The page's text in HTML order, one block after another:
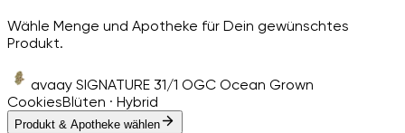
Wähle Menge und Apotheke für Dein gewünschtes
Produkt.
avaay SIGNATURE 31/1 OGC Ocean Grown
CookiesBlüten · Hybrid
Produkt & Apotheke wählen